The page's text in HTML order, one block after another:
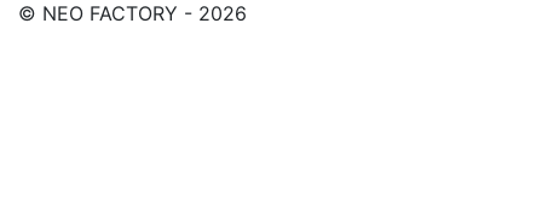
© NEO FACTORY - 2026